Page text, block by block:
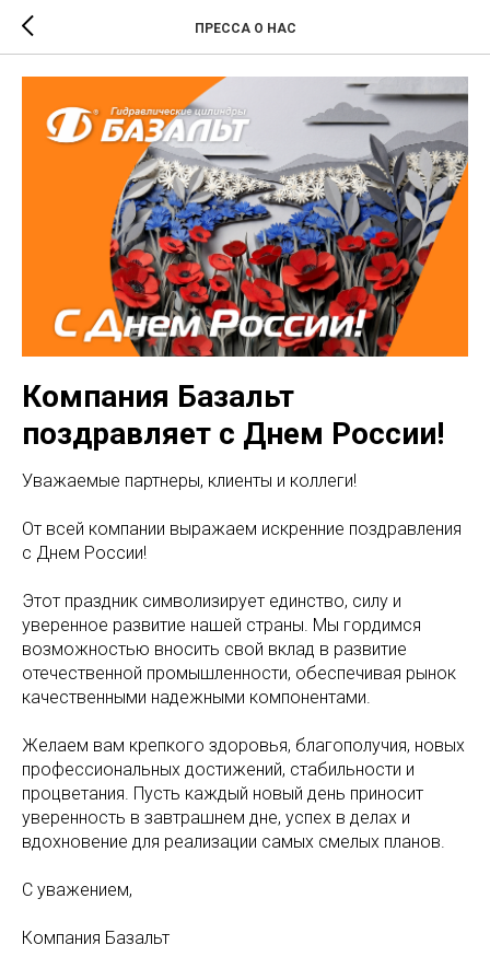
ПРЕССА О НАС
Компания Базальт
поздравляет с Днем России!
Уважаемые партнеры, клиенты и коллеги!
От всей компании выражаем искренние поздравления
с Днем России!
Этот праздник символизирует единство, силу и
уверенное развитие нашей страны. Мы гордимся
возможностью вносить свой вклад в развитие
отечественной промышленности, обеспечивая рынок
качественными надежными компонентами.
Желаем вам крепкого здоровья, благополучия, новых
профессиональных достижений, стабильности и
процветания. Пусть каждый новый день приносит
уверенность в завтрашнем дне, успех в делах и
вдохновение для реализации самых смелых планов.
С уважением,
Компания Базальт